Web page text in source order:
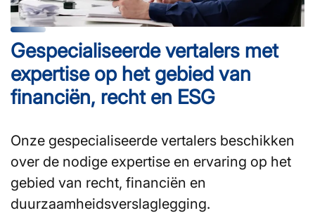
Gespecialiseerde vertalers met
expertise op het gebied van
financiën, recht en ESG
Onze gespecialiseerde vertalers beschikken
over de nodige expertise en ervaring op het
gebied van recht, financiën en
duurzaamheidsverslaglegging.